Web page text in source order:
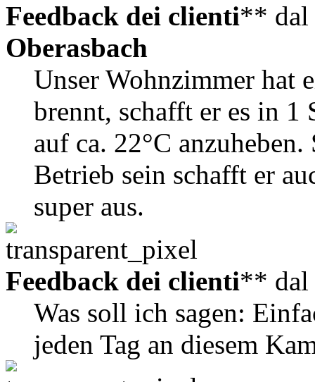
Feedback dei clienti** dal
Oberasbach
Unser Wohnzimmer hat
brennt, schafft er es in 1
auf ca. 22°C
Betrieb sein schafft er
super aus.
Feedback dei clienti** dal
Was soll ich sagen:
jeden Tag an diesem